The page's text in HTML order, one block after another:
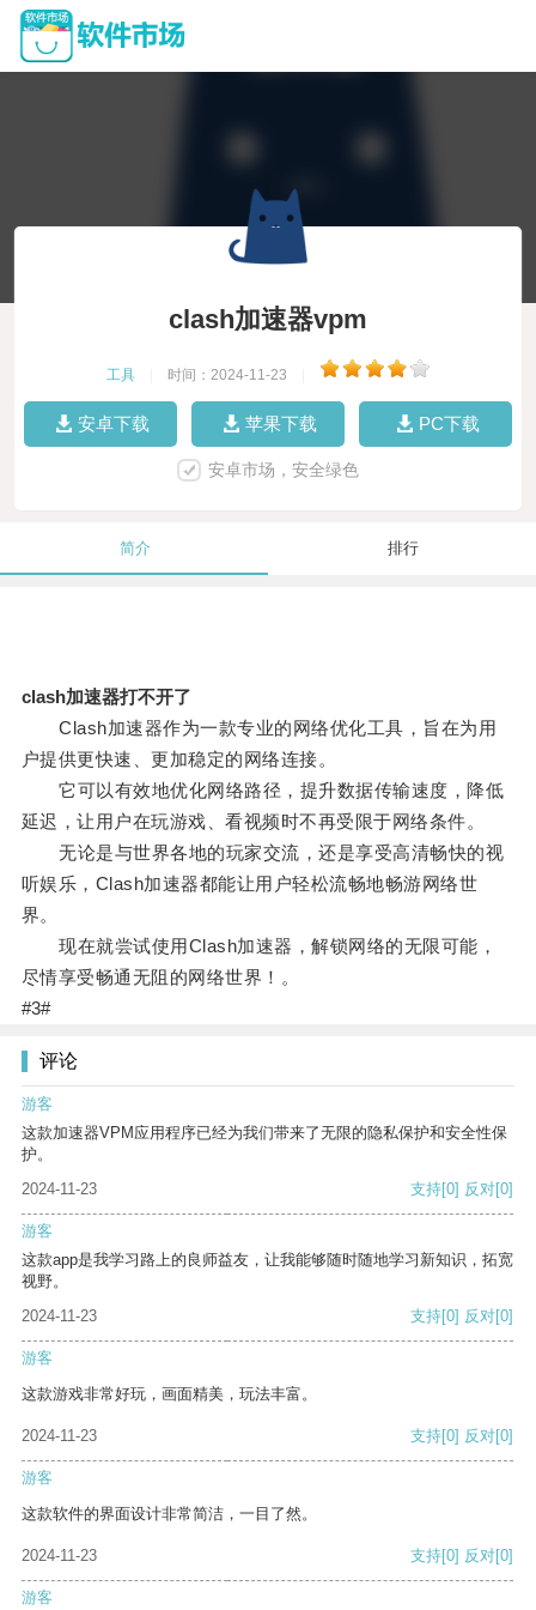
clash加速器vpm
工具 时间：2024-11-23
安卓下载 苹果下载 PC下载
安卓市场，安全绿色
简介 排行
clash加速器打不开了
Clash加速器作为一款专业的网络优化工具，旨在为用
户提供更快速、更加稳定的网络连接。
它可以有效地优化网络路径，提升数据传输速度，降低
延迟，让用户在玩游戏、看视频时不再受限于网络条件。
无论是与世界各地的玩家交流，还是享受高清畅快的视
听娱乐，Clash加速器都能让用户轻松流畅地畅游网络世
界。
现在就尝试使用Clash加速器，解锁网络的无限可能，
尽情享受畅通无阻的网络世界！。
#3#
评论
游客
这款加速器VPM应用程序已经为我们带来了无限的隐私保护和安全性保
护。
2024-11-23
支持[0] 反对[0]
游客
这款app是我学习路上的良师益友，让我能够随时随地学习新知识，拓宽
视野。
2024-11-23
支持[0] 反对[0]
游客
这款游戏非常好玩，画面精美，玩法丰富。
2024-11-23 支持[0] 反对[0]
游客
这款软件的界面设计非常简洁，一目了然。
2024-11-23 支持[0] 反对[0]
游客